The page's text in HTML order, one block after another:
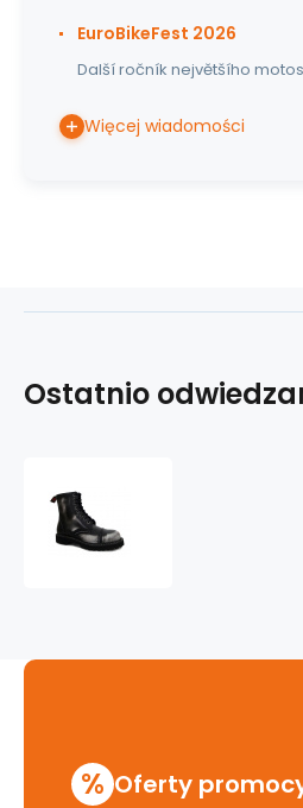
EuroBikeFest 2026
Další ročník největšího
Więcej wiadomości
Ostatnio
% Oferty